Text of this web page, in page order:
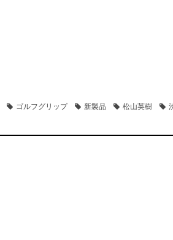
ゴルフグリップ 新製品 松山英樹